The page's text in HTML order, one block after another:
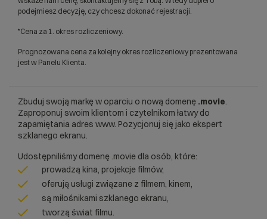
podejmiesz decyzję, czy chcesz dokonać rejestracji.
*Cena za 1. okres rozliczeniowy.
Prognozowana cena za kolejny okres rozliczeniowy prezentowana
jest w Panelu Klienta.
Zbuduj swoją markę w oparciu o nową domenę .movie.
Zaproponuj swoim klientom i czytelnikom łatwy do
zapamiętania adres www. Pozycjonuj się jako ekspert
szklanego ekranu.
Udostępniliśmy domenę .movie dla osób, które:
prowadzą kina, projekcje filmów,
oferują usługi związane z filmem, kinem,
są miłośnikami szklanego ekranu,
tworzą świat filmu.